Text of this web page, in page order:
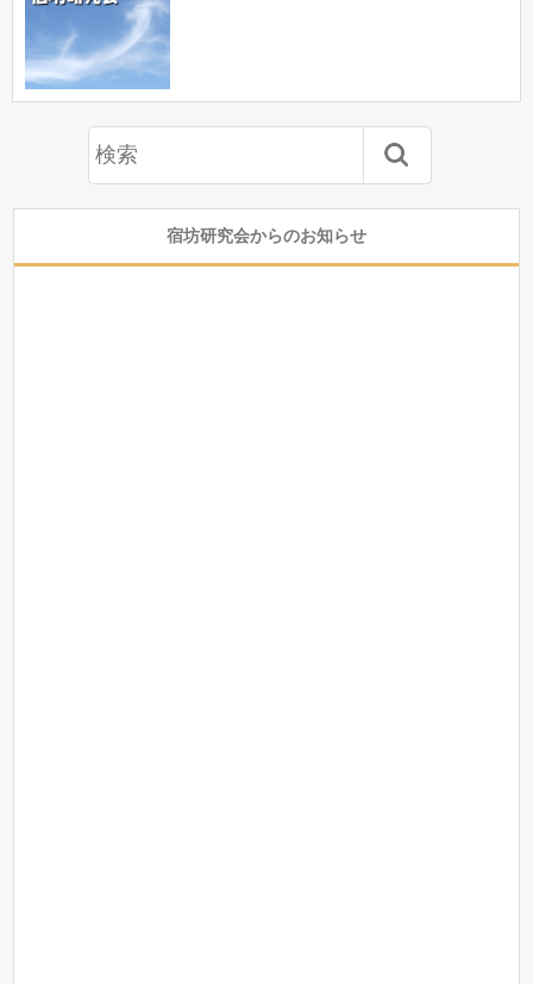
宿坊研究会からのお知らせ